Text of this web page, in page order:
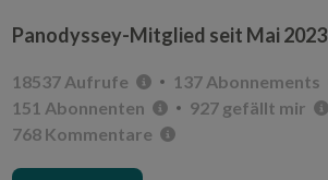
Panodyssey-Mitglied seit Mai 2023
18537 Aufrufe
137 Abonnements
151 Abonnenten
927 gefällt mir
768 Kommentare